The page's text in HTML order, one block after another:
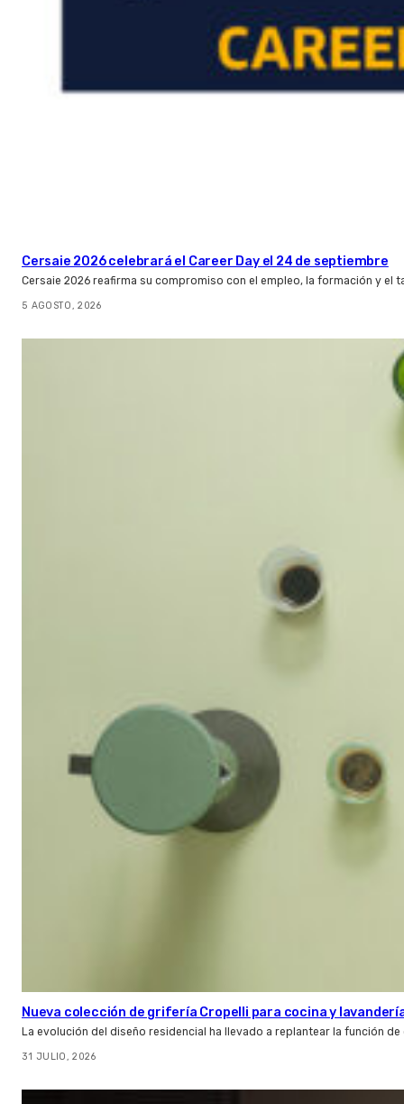
Cersaie 2026 celebrará el Career Day el 24 de septiembre
Cersaie 2026 reafirma su compromiso con el empleo, la formación y el
5 AGOSTO, 2026
Nueva colección de grifería Cropelli para cocina y
La evolución del diseño residencial ha llevado a replantear la función
31 JULIO, 2026